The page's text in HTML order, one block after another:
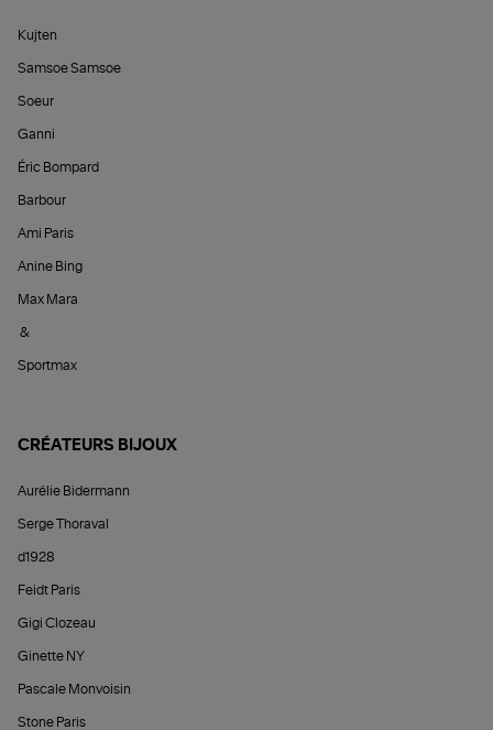
Kujten
Samsoe Samsoe
Soeur
Ganni
Éric Bompard
Barbour
Ami Paris
Anine Bing
Max Mara
&
Sportmax
CRÉATEURS BIJOUX
Aurélie Bidermann
Serge Thoraval
d1928
Feidt Paris
Gigi Clozeau
Ginette NY
Pascale Monvoisin
Stone Paris